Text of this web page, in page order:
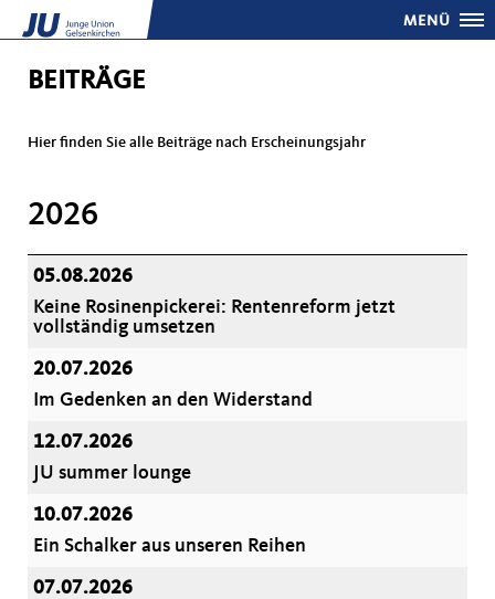
MENÜ
BEITRÄGE
Hier finden Sie alle Beiträge nach Erscheinungsjahr
2026
05.08.2026
Keine Rosinenpickerei: Rentenreform jetzt
vollständig umsetzen
20.07.2026
Im Gedenken an den Widerstand
12.07.2026
JU summer lounge
10.07.2026
Ein Schalker aus unseren Reihen
07.07.2026